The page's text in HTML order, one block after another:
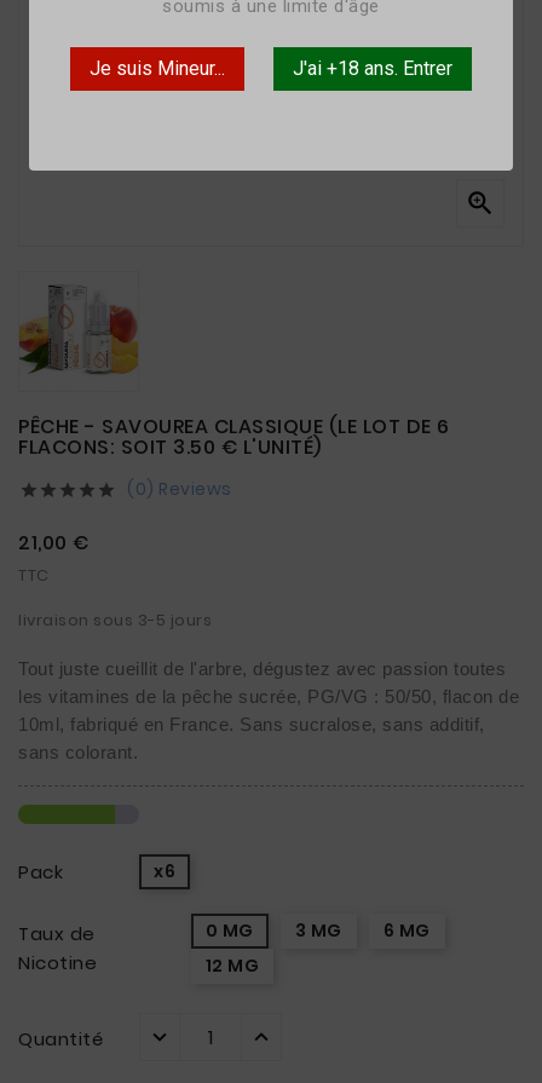
soumis à une limite d'âge
Je suis Mineur... J'ai +18 ans. Entrer

PÊCHE - SAVOUREA CLASSIQUE (LE LOT DE 6
FLACONS: SOIT 3.50 € L'UNITÉ)
     (0) Reviews
21,00 €
TTC
livraison sous 3-5 jours
Tout juste cueillit de l'arbre, dégustez avec passion toutes
les vitamines de la pêche sucrée, PG/VG : 50/50, flacon de
10ml, fabriqué en France. Sans sucralose, sans additif,
sans colorant.
Pack x6
Taux de
Nicotine
0 MG 3 MG
6 MG
12 MG
Quantité